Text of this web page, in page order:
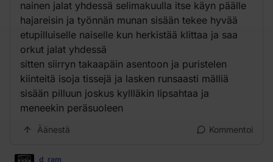
nainen jalat yhdessä selimakuulla itse käyn päälle
hajareisin ja työnnän munan sisään tekee hyvää
etupilluiselle naiselle kun herkistää klittaa ja saa
orkut jalat yhdessä
sitten siirryn takaapäin asentoon ja puristelen
kiinteitä isoja tissejä ja lasken runsaasti mälliä
sisään pilluun joskus kyllläkin lipsahtaa ja
meneekin peräsuoleen
Äänestä Kommentoi
d_ram